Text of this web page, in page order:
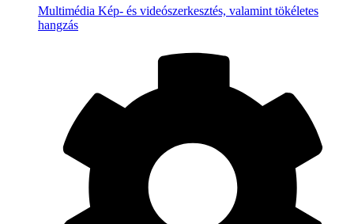
Multimédia Kép- és videószerkesztés, valamint tökéletes
hangzás